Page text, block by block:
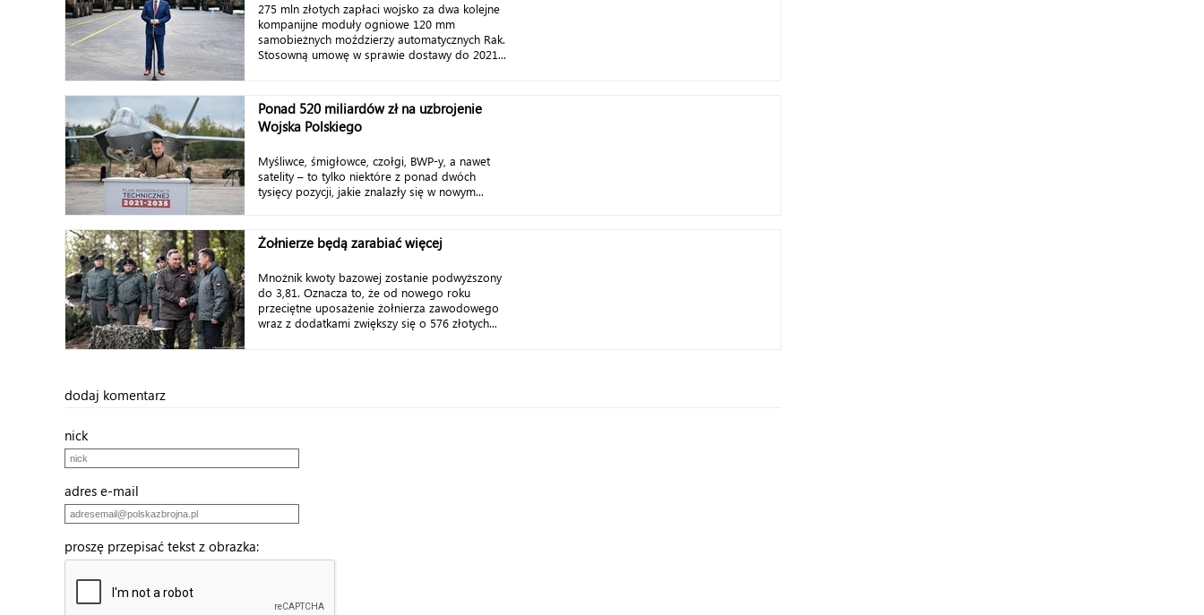
275 mln złotych zapłaci wojsko za dwa kolejne
kompanijne moduły ogniowe 120 mm
samobieżnych moździerzy automatycznych Rak.
Stosowną umowę w sprawie dostawy do 2021...
Ponad 520 miliardów zł na uzbrojenie
Wojska Polskiego
Myśliwce, śmigłowce, czołgi, BWP-y, a nawet
satelity – to tylko niektóre z ponad dwóch
tysięcy pozycji, jakie znalazły się w nowym...
Żołnierze będą zarabiać więcej
Mnożnik kwoty bazowej zostanie podwyższony
do 3,81. Oznacza to, że od nowego roku
przeciętne uposażenie żołnierza zawodowego
wraz z dodatkami zwiększy się o 576 złotych...
dodaj komentarz
nick
adres e-mail
proszę przepisać tekst z obrazka: